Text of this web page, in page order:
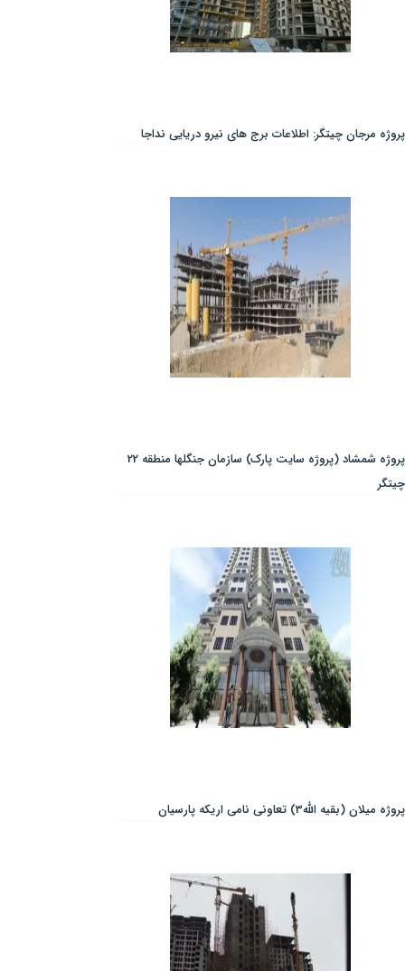
پروژه مرجان چیتگر: اطلاعات برج های نیرو دریایی نداجا
پروژه شمشاد (پروژه سایت پارک) سازمان جنگلها منطقه 22
چیتگر
پروژه میلان (بقیه الله3) تعاونی نامی اریکه پارسیان